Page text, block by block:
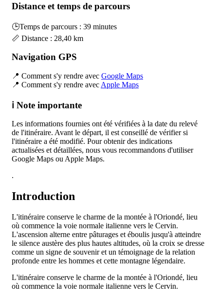
Distance et temps de parcours
🕒Temps de parcours : 39 minutes
📏 Distance : 28,40 km
Navigation GPS
📍 Comment s'y rendre avec Google Maps
📍 Comment s'y rendre avec Apple Maps
ℹ️ Note importante
Les informations fournies ont été vérifiées à la date du relevé
de l'itinéraire. Avant le départ, il est conseillé de vérifier si
l'itinéraire a été modifié. Pour obtenir des indications
actualisées et détaillées, nous vous recommandons d'utiliser
Google Maps ou Apple Maps.
.
Introduction
L'itinéraire conserve le charme de la montée à l'Oriondé, lieu
où commence la voie normale italienne vers le Cervin.
L'ascension alterne entre pâturages et éboulis jusqu'à atteindre
le silence austère des plus hautes altitudes, où la croix se dresse
comme un signe de souvenir et un témoignage de la relation
profonde entre les hommes et cette montagne légendaire.
L'itinéraire conserve le charme de la montée à l'Oriondé, lieu
où commence la voie normale italienne vers le Cervin.